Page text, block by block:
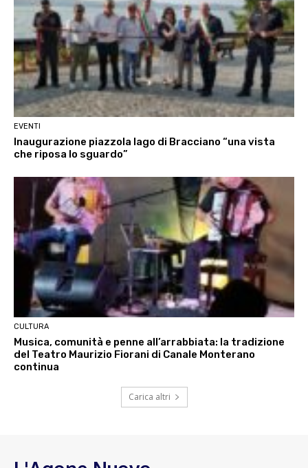
EVENTI
Inaugurazione piazzola lago di Bracciano “una vista
che riposa lo sguardo”
CULTURA
Musica, comunità e penne all’arrabbiata: la tradizione
del Teatro Maurizio Fiorani di Canale Monterano
continua
Carica altri